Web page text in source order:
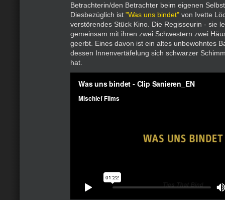
Betrachterin/den Betrachter beim eigenen
Diesbezüglich ist "Was uns bindet" von Ivette
verstörendes Stück Kino. Die Regisseurin - sie
gemeinsam mit ihren zwei Schwestern zwei
geerbt. Eines davon ist ein altes unbewohntes
dessen Innenvertäfelung sich schwarzer
hat.